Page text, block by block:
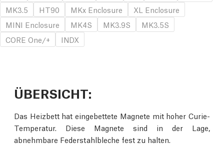
MK3.5
HT90 MKx Enclosure
XL Enclosure
MINI Enclosure
MK4S MK3.9S
MK3.5S
CORE One/+
INDX
ÜBERSICHT:
Das Heizbett hat eingebettete Magnete mit hoher Curie-
Temperatur. Diese Magnete sind in der Lage,
abnehmbare Federstahlbleche fest zu halten.